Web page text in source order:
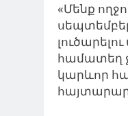
«Մենք
համատեղ
կարևոր